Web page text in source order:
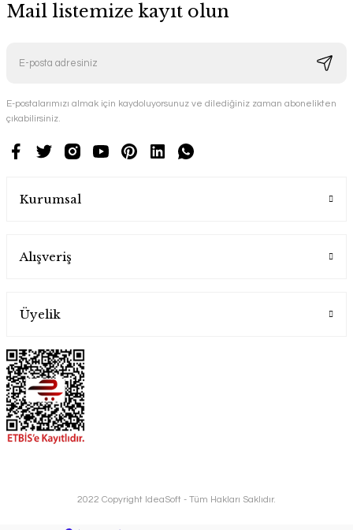
Mail listemize kayıt olun
E-postalarımızı almak için kaydoluyorsunuz ve dilediğiniz zaman abonelikten
çıkabilirsiniz.
Kurumsal
Alışveriş
Üyelik
2022 Copyright IdeaSoft - Tüm Hakları Saklıdır.